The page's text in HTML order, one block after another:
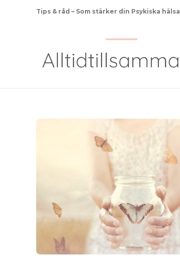
Tips & råd – Som stärker din Psykiska hälsa